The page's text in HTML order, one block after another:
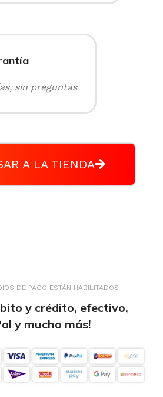
sin preguntas
A LA TIENDA
DE PAGO ESTÁN HABILITADOS
y crédito, efectivo,
y mucho más!